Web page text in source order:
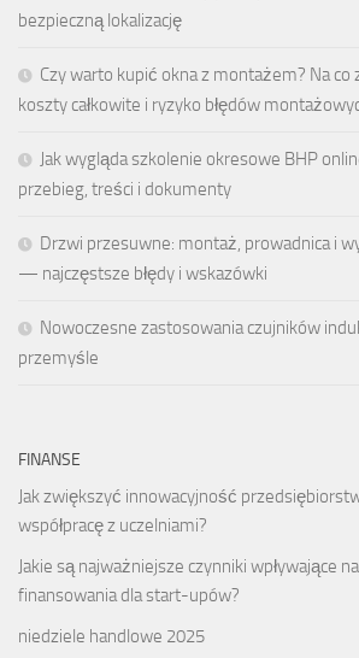
bezpieczną lokalizację
Czy warto kupić okna z montażem? Na co
koszty całkowite i ryzyko błędów
Jak wygląda szkolenie okresowe BHP
przebieg, treści i dokumenty
Drzwi przesuwne: montaż, prowadnica i
— najczęstsze błędy i wskazówki
Nowoczesne zastosowania czujników
przemyśle
FINANSE
Jak zwiększyć innowacyjność
współpracę z uczelniami?
Jakie są najważniejsze czynniki wpływające
finansowania dla start-upów?
niedziele handlowe 2025